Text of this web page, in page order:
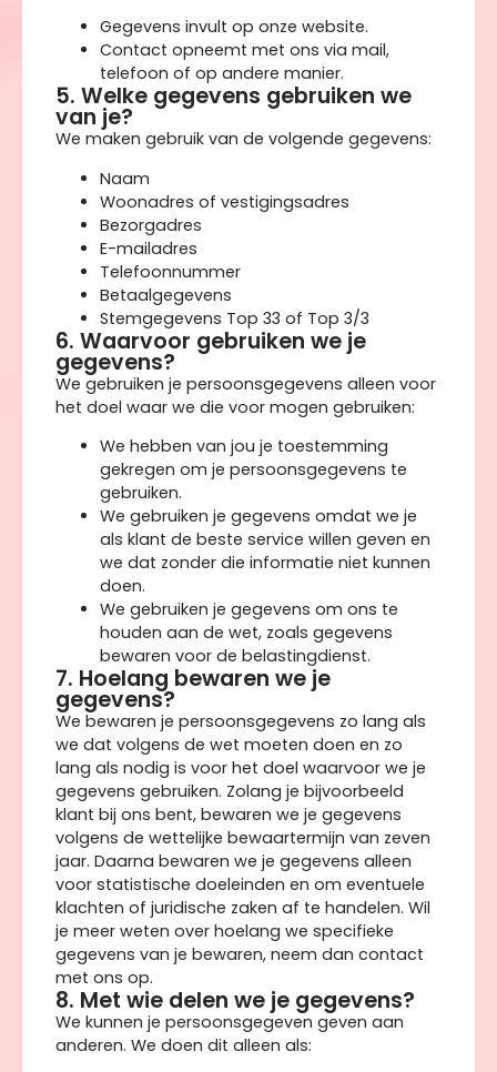
Gegevens invult op onze website.
Contact opneemt met ons via mail,
telefoon of op andere manier.
5. Welke gegevens gebruiken we
van je?
We maken gebruik van de volgende gegevens:
Naam
Woonadres of vestigingsadres
Bezorgadres
E-mailadres
Telefoonnummer
Betaalgegevens
Stemgegevens Top 33 of Top 3/3
6. Waarvoor gebruiken we je
gegevens?
We gebruiken je persoonsgegevens alleen voor
het doel waar we die voor mogen gebruiken:
We hebben van jou je toestemming
gekregen om je persoonsgegevens te
gebruiken.
We gebruiken je gegevens omdat we je
als klant de beste service willen geven en
we dat zonder die informatie niet kunnen
doen.
We gebruiken je gegevens om ons te
houden aan de wet, zoals gegevens
bewaren voor de belastingdienst.
7. Hoelang bewaren we je
gegevens?
We bewaren je persoonsgegevens zo lang als
we dat volgens de wet moeten doen en zo
lang als nodig is voor het doel waarvoor we je
gegevens gebruiken. Zolang je bijvoorbeeld
klant bij ons bent, bewaren we je gegevens
volgens de wettelijke bewaartermijn van zeven
jaar. Daarna bewaren we je gegevens alleen
voor statistische doeleinden en om eventuele
klachten of juridische zaken af te handelen. Wil
je meer weten over hoelang we specifieke
gegevens van je bewaren, neem dan contact
met ons op.
8. Met wie delen we je gegevens?
We kunnen je persoonsgegeven geven aan
anderen. We doen dit alleen als: